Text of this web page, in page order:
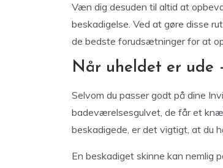
Væn dig desuden til altid at
beskadigelse. Ved at gøre disse
de bedste forudsætninger for at
Når uheldet er ude
Selvom du passer godt på dine
badeværelsesgulvet, de får et
beskadigede, er det vigtigt, at du
En beskadiget skinne kan nemlig